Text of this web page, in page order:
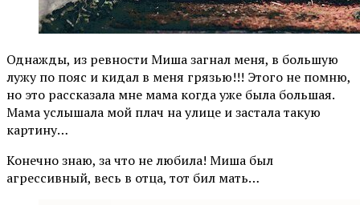
Однажды, из ревности Миша загнал меня, в большую
лужу по пояс и кидал в меня грязью!!! Этого не помню,
но это рассказала мне мама когда уже была большая.
Мама услышала мой плач на улице и застала такую
картину…
Конечно знаю, за что не любила! Миша был
агрессивный, весь в отца, тот бил мать…